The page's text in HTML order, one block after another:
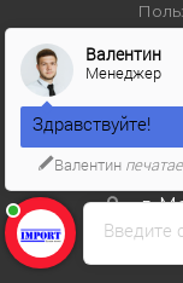
г.
Введите
Валентин
Менеджер
Здравствуйте!
Валентин